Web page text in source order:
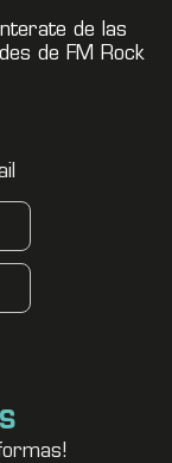
de las
de FM Rock